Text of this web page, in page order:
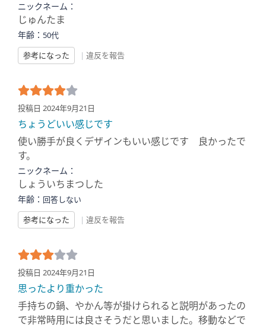
ニックネーム：
じゅんたま
年齢： 50代
参考になった
| 違反を報告
投稿日 2024年9月21日
ちょうどいい感じです
使い勝手が良くデザインもいい感じです 良かったで
す。
ニックネーム：
しょういちまつした
年齢： 回答しない
参考になった
| 違反を報告
投稿日 2024年9月21日
思ったより重かった
手持ちの鍋、やかん等が掛けられると説明があったの
で非常時用には良さそうだと思いました。移動などで